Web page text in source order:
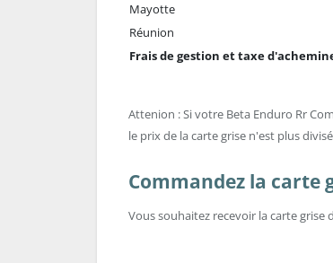
Mayotte
Réunion
Frais de gestion et taxe
Attenion : Si votre Beta Enduro Rr
le prix de la carte grise n'est plus
Commandez la carte
Vous souhaitez recevoir la carte grise